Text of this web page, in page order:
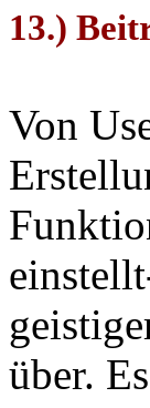
13.)
Von
über.